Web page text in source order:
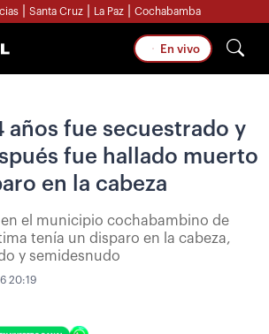
Santa Cruz La Paz Cochabamba
En vivo
años fue secuestrado y
fue hallado muerto
en la cabeza
el municipio cochabambino de
tenía un disparo en la cabeza,
y semidesnudo
20:19